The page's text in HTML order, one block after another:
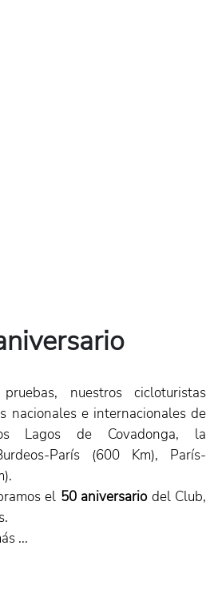
nuestros cicloturistas
nacionales e internacionales de
Lagos de Covadonga, la
París (600 Km), París-
el 50 aniversariodel Club,
...